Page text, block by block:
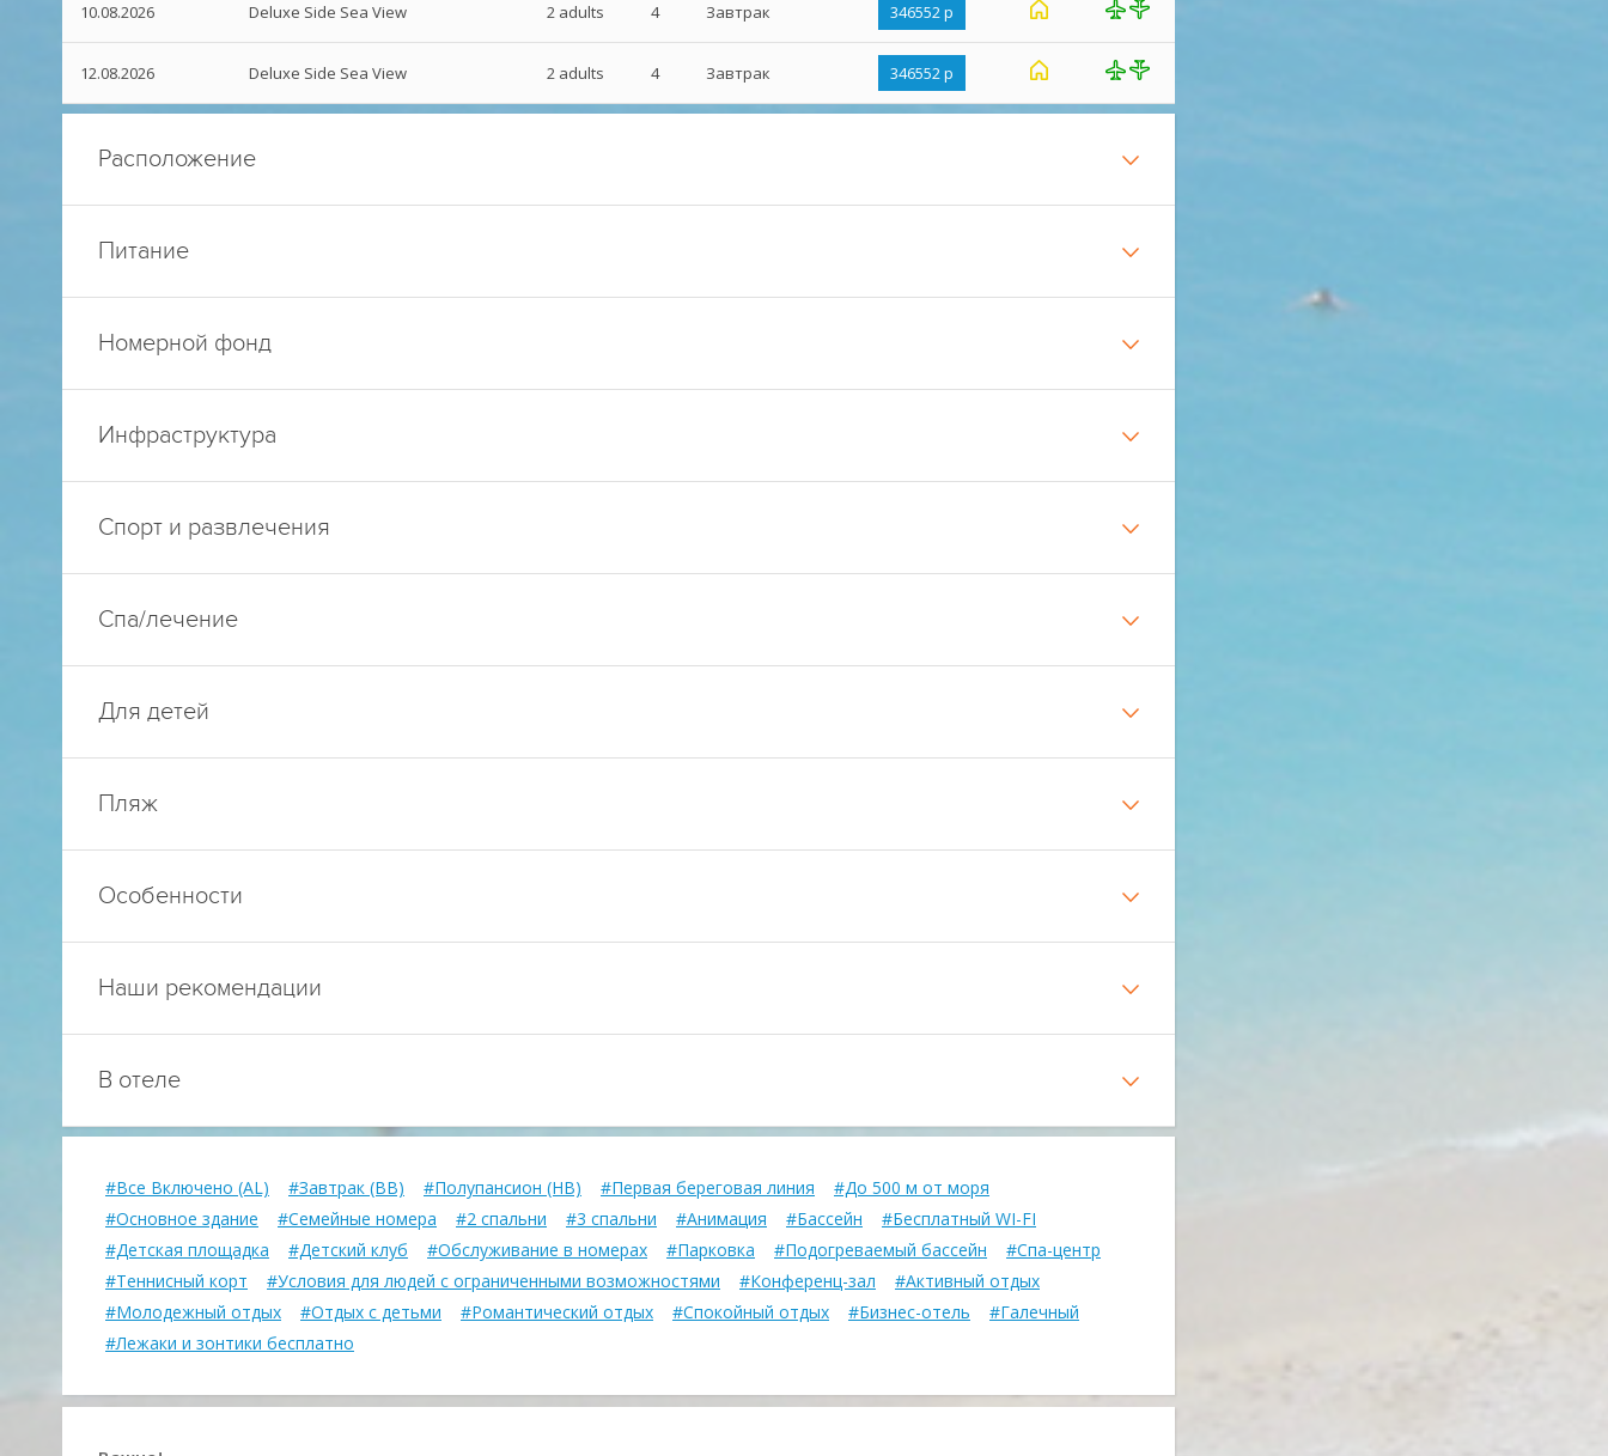
10.08.2026 Deluxe Side Sea View 2 adults 4 Завтрак 346552 р
12.08.2026 Deluxe Side Sea View 2 adults 4 Завтрак 346552 р
Расположение
Питание
Номерной фонд
Инфраструктура
Спорт и развлечения
Спа/лечение
Для детей
Пляж
Особенности
Наши рекомендации
В отеле
#Все Включено (AL) #Завтрак (BB) #Полупансион (HB) #Первая береговая линия
#До 500 м от моря
#Основное здание
#Семейные номера #2 спальни #3 спальни #Анимация #Бассейн
#Бесплатный WI-FI
#Детская площадка
#Детский клуб #Обслуживание в номерах #Парковка #Подогреваемый бассейн
#Спа-центр
#Теннисный корт
#Условия для людей с ограниченными возможностями #Конференц-зал
#Активный отдых
#Молодежный отдых
#Отдых с детьми #Романтический отдых #Спокойный отдых #Бизнес-отель
#Галечный
#Лежаки и зонтики бесплатно